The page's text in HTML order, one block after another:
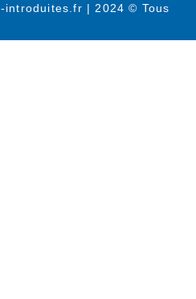
introduites.fr | 2024 © Tous